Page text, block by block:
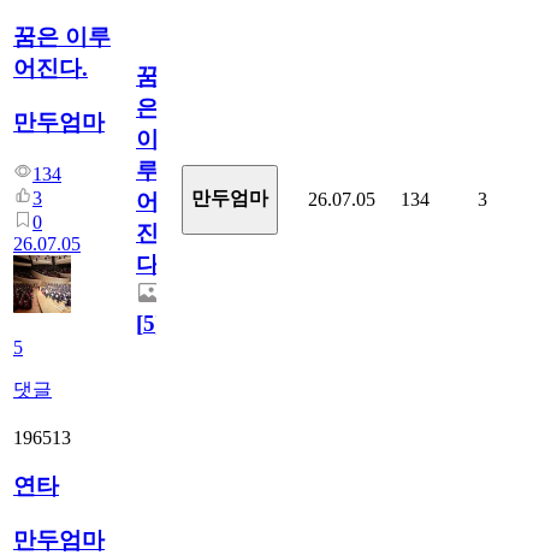
꿈은 이루
어진다.
만두엄마
134
3
0
26.07.05
5
댓글
꿈
은
이
루
어
진
다.
[5]
만두엄마 26.07.05 134 3
196513
연타
만두엄마